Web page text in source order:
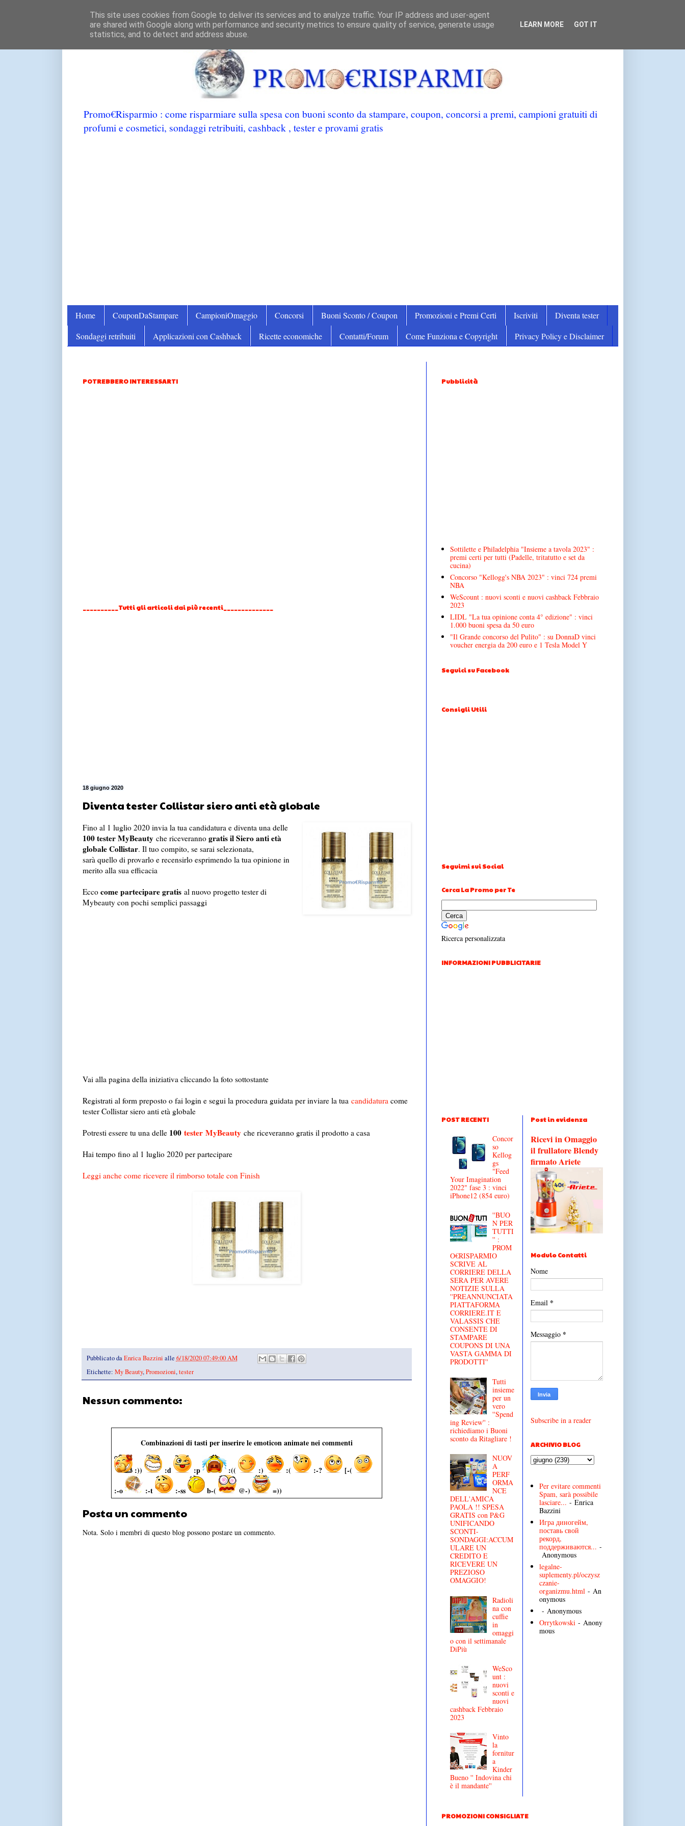
Promo€Risparmio : come risparmiare sulla spesa con buoni sconto da stampare, coupon, concorsi a premi, campioni gratuiti di
profumi e cosmetici, sondaggi retribuiti, cashback , tester e provami gratis
Home CouponDaStampare CampioniOmaggio Concorsi Buoni Sconto / Coupon Promozioni e Premi Certi Iscriviti
Diventa tester
Sondaggi retribuiti
Applicazioni con Cashback Ricette economiche Contatti/Forum Come Funziona e Copyright Privacy Policy e Disclaimer
POTREBBERO INTERESSARTI
__________Tutti gli articoli dai più recenti______________
18 giugno 2020
Diventa tester Collistar siero anti età globale
Fino al 1 luglio 2020 invia la tua candidatura e diventa una delle
100 tester MyBeautyche riceveranno gratis il Siero anti età
globale Collistar. Il tuo compito, se sarai selezionata,
sarà quello di provarlo e recensirlo esprimendo la tua opinione in
merito alla sua efficacia
Ecco come partecipare gratisal nuovo progetto tester di
Mybeauty con pochi semplici passaggi
Vai alla pagina della iniziativa cliccando la foto sottostante
Registrati al form preposto o fai login e segui la procedura guidata per inviare la tua candidaturacome
tester Collistar siero anti età globale
Potresti essere tu una delle 100 tester MyBeauty che riceveranno gratis il prodotto a casa
Hai tempo fino al 1 luglio 2020 per partecipare
Leggi anche come ricevere il rimborso totale con Finish
Pubblicato daEnrica Bazzini alle 6/18/2020 07:49:00 AM
Etichette: My Beauty,Promozioni,tester
Nessun commento:
Combinazioni di tasti per inserire le emoticon animate nei commenti
:)) :d :p :(( :) :( :-?
[-(
:-o
:-t :-ss b-( @-) =))
Posta un commento
Nota. Solo i membri di questo blog possono postare un commento.
Pubblicità
Sottilette e Philadelphia "Insieme a tavola 2023" :
premi certi per tutti (Padelle, tritatutto e set da
cucina)
Concorso "Kellogg's NBA 2023" : vinci 724 premi
NBA
WeScount : nuovi sconti e nuovi cashback Febbraio
2023
LIDL "La tua opinione conta 4° edizione" : vinci
1.000 buoni spesa da 50 euro
"Il Grande concorso del Pulito" : su DonnaD vinci
voucher energia da 200 euro e 1 Tesla Model Y
Seguici su Facebook
Consigli Utili
Seguimi sui Social
Cerca La Promo per Te
Ricerca personalizzata
INFORMAZIONI PUBBLICITARIE
POST RECENTI
Concor
so
Kellog
gs
"Feed
Your Imagination
2022" fase 3 : vinci
iPhone12 (854 euro)
''BUO
N PER
TUTTI
'' :
PROM
O€RISPARMIO
SCRIVE AL
CORRIERE DELLA
SERA PER AVERE
NOTIZIE SULLA
''PREANNUNCIATA
PIATTAFORMA
CORRIERE.IT E
VALASSIS CHE
CONSENTE DI
STAMPARE
COUPONS DI UNA
VASTA GAMMA DI
PRODOTTI''
Tutti
insieme
per un
vero
''Spend
ing Review'' :
richiediamo i Buoni
sconto da Ritagliare !
NUOV
A
PERF
ORMA
NCE
DELL'AMICA
PAOLA !! SPESA
GRATIS con P&G
UNIFICANDO
SCONTI-
SONDAGGI:ACCUM
ULARE UN
CREDITO E
RICEVERE UN
PREZIOSO
OMAGGIO!
Radioli
na con
cuffie
in
omaggi
o con il settimanale
DiPiù
WeSco
unt :
nuovi
sconti e
nuovi
cashback Febbraio
2023
Vinto
la
fornitur
a
Kinder
Bueno '' Indovina chi
è il mandante''
Post in evidenza
Ricevi in Omaggio
il frullatore Blendy
firmato Ariete
Modulo Contatti
Nome
Email *
Messaggio *
Subscribe in a reader
ARCHIVIO BLOG
Per evitare commenti
Spam, sarà possibile
lasciare... - Enrica
Bazzini
Игра диногейм,
поставь свой
рекорд,
поддерживаются... -
Anonymous
legalne-
suplementy.pl/oczysz
czanie-
organizmu.html - An
onymous
- Anonymous
Orrytkowski - Anony
mous
PROMOZIONI CONSIGLIATE
This site uses cookies from Google to deliver its services and to analyze traffic. Your IP address and user-agent
are shared with Google along with performance and security metrics to ensure quality of service, generate usage
statistics, and to detect and address abuse.
LEARN MORE GOT IT